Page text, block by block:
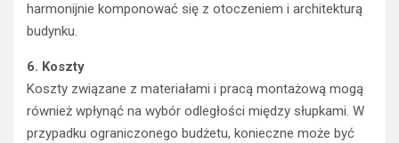
harmonijnie komponować się z otoczeniem i architekturą
budynku.
6. Koszty
Koszty związane z materiałami i pracą montażową mogą
również wpłynąć na wybór odległości między słupkami. W
przypadku ograniczonego budżetu, konieczne może być